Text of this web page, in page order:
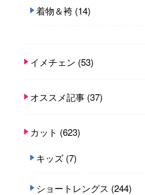
着物＆袴 (14)
イメチェン (53)
オススメ記事 (37)
カット (623)
キッズ (7)
ショートレングス (244)